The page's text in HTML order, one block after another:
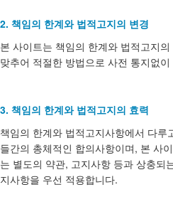
2. 책임의 한계와 법적고지의 변경
본 사이트는 책임의 한계와 법적고지
맞추어 적절한 방법으로 사전 통지없
3. 책임의 한계와 법적고지의 효력
책임의 한계와 법적고지사항에서 다
들간의 총체적인 합의사항이며, 본 사
는 별도의 약관, 고지사항 등과 상충되
지사항을 우선 적용합니다.